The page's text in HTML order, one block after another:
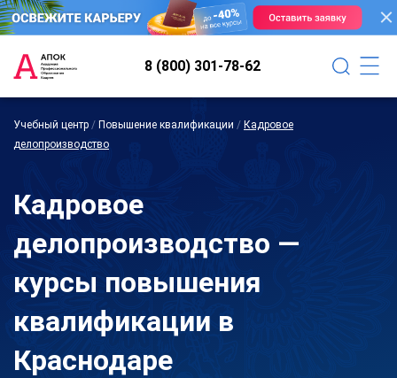
8 (800) 301-78-62
Учебный центр / Повышение квалификации / Кадровое
делопроизводство
Кадровое
делопроизводство —
курсы повышения
квалификации в
Краснодаре